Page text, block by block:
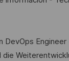
e
m
DevOps